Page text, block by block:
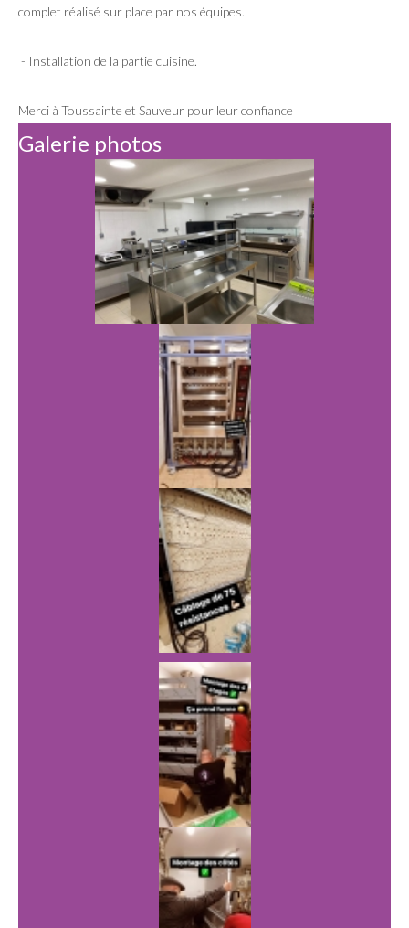
complet réalisé sur place par nos équipes.
- Installation de la partie cuisine.
Merci à Toussainte et Sauveur pour leur confiance
Galerie photos